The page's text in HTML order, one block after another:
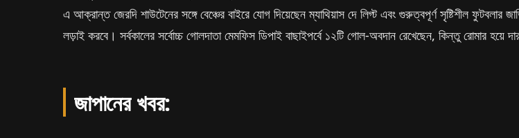
এ আক্রান্ত জেরদি শাউটেনের সঙ্গে বেঞ্চের বাইরে যোগ দিয়েছেন ম্যাথিয়াস দে লিগ্ট এবং গুরুত্বপূর্ণ সৃষ্টিশীল
লড়াই করবে। সর্বকালের সর্বোচ্চ গোলদাতা মেমফিস ডিপাই বাছাইপর্বে ১২টি গোল-অবদান রেখেছেন, কিন্তু রোমার হয়ে
জাপানের খবর: